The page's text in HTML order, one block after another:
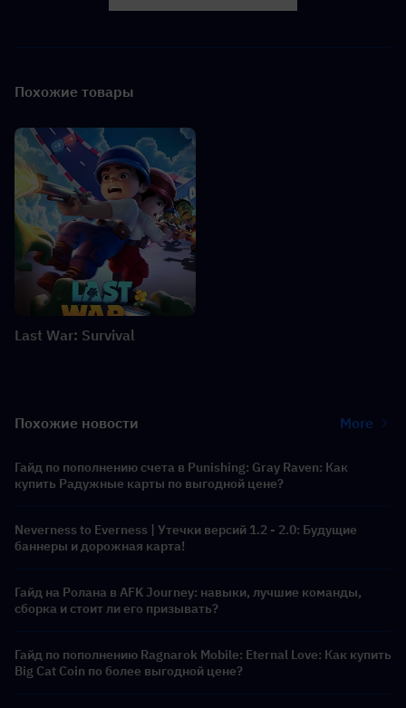
Похожие товары
Last War: Survival
Похожие новости More
Гайд по пополнению счета в Punishing: Gray Raven: Как
купить Радужные карты по выгодной цене?
Neverness to Everness | Утечки версий 1.2 - 2.0: Будущие
баннеры и дорожная карта!
Гайд на Ролана в AFK Journey: навыки, лучшие команды,
сборка и стоит ли его призывать?
Гайд по пополнению Ragnarok Mobile: Eternal Love: Как купить
Big Cat Coin по более выгодной цене?